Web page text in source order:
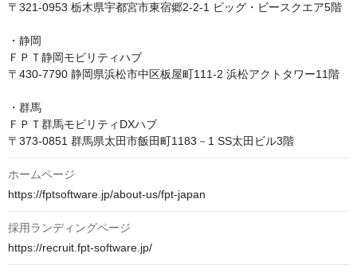
〒321-0953 栃木県宇都宮市東宿郷2-2-1 ビッグ・ビースクエア5階
・静岡
ＦＰＴ静岡モビリティハブ
〒430-7790 静岡県浜松市中区板屋町111-2 浜松アクトタワー11階
・群馬
ＦＰＴ群馬モビリティDXハブ
ホームページ
https://fptsoftware.jp/about-us/fpt-japan
採用ランディングページ
https://recruit.fpt-software.jp/